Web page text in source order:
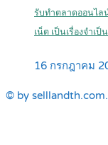
รับทำตลาดออนไล
เน็ต เป็นเรื่องจำเ
16 กรกฎาคม
© by